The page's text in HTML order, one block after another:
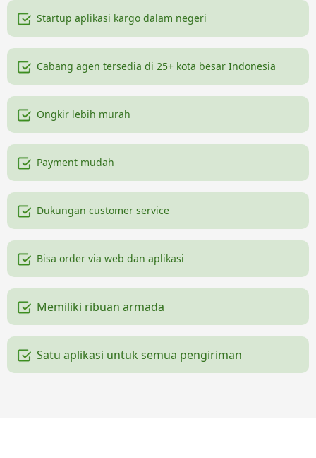
Startup aplikasi kargo dalam negeri
Cabang agen tersedia di 25+ kota besar Indonesia
Ongkir lebih murah
Payment mudah
Dukungan customer service
Bisa order via web dan aplikasi
Memiliki ribuan armada
Satu aplikasi untuk semua pengiriman